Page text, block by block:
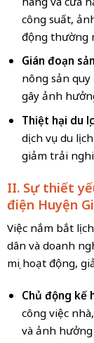
công suất,
động thường
Gián đoạn
nông sản
gây ảnh
Thiệt hại du
dịch vụ du
giảm trải
II. Sự thiết
điện Huyện
Việc nắm bắt
dân và doanh
mọi hoạt động,
Chủ động kế
công việc
và ảnh